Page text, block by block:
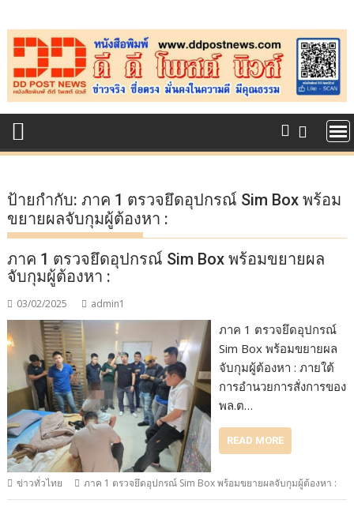
to
content
ป้ายกำกับ:ภาค 1 ตรวจยึดอุปกรณ์ Sim Box พร้อม
ขยายผลจับกุมผู้ต้องหา :
ภาค 1 ตรวจยึดอุปกรณ์ Sim Box พร้อมขยายผล
จับกุมผู้ต้องหา :
03/02/2025 admin1
ภาค 1 ตรวจยึดอุปกรณ์
Sim Box พร้อมขยายผล
จับกุมผู้ต้องหา : ภายใต้
การอำนวยการสั่งการของ
พล.ต…
READ MORE
ข่าวทั่วไทย ภาค 1 ตรวจยึดอุปกรณ์ Sim Box พร้อมขยายผลจับกุมผู้ต้องหา :